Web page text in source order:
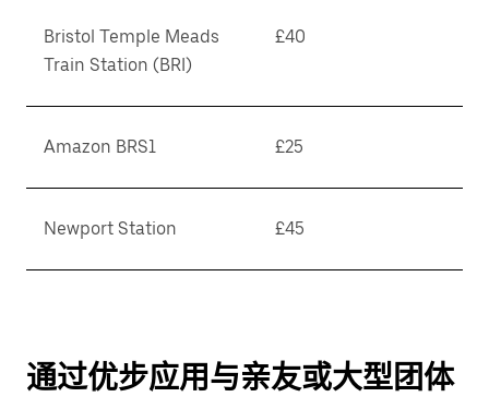
Bristol Temple Meads
Train Station (BRI)
£40
Amazon BRS1 £25
Newport Station £45
通过优步应用与亲友或大型团体